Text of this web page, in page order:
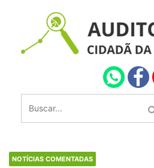
NOTÍCIAS COMENTADAS